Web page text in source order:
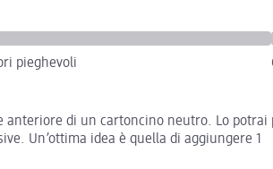
pieghevoli
anteriore di un cartoncino neutro. Lo potrai
Un’ottima idea è quella di aggiungere 1